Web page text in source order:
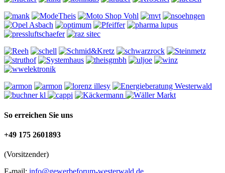
So erreichen Sie uns
+49 175 2601893
(Vorsitzender)
E-mail: info@gewerbeforum-westerwald.de